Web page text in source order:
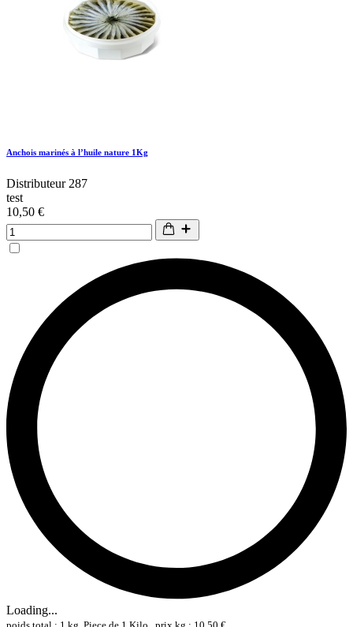
Anchois marinés à l’huile nature 1Kg
Distributeur 287
test
10,50 €
Loading...